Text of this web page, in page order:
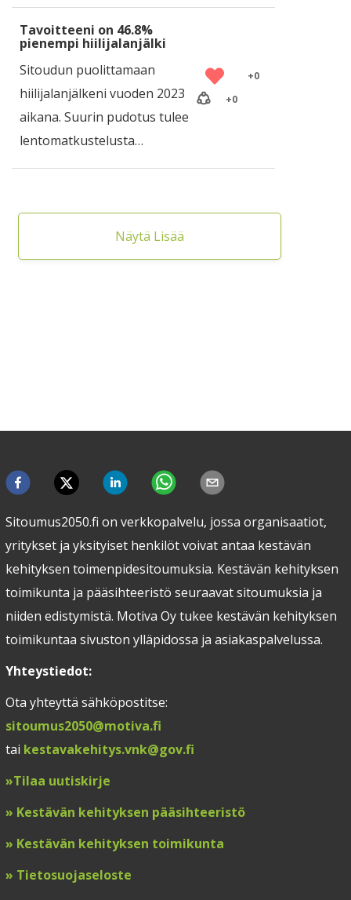
Tavoitteeni on 46.8%
pienempi hiilijalanjälki
Sitoudun puolittamaan
hiilijalanjälkeni vuoden 2023
aikana. Suurin pudotus tulee
lentomatkustelusta…
+0
+0
Näytä Lisää
Sitoumus2050.fi on verkkopalvelu, jossa organisaatiot,
yritykset ja yksityiset henkilöt voivat antaa kestävän
kehityksen toimenpidesitoumuksia. Kestävän kehityksen
toimikunta ja pääsihteeristö seuraavat sitoumuksia ja
niiden edistymistä. Motiva Oy tukee kestävän kehityksen
toimikuntaa sivuston ylläpidossa ja asiakaspalvelussa.
Yhteystiedot:
Ota yhteyttä sähköpostitse:
sitoumus2050@motiva.fi
tai kestavakehitys.vnk@gov.fi
»Tilaa uutiskirje
» Kestävän kehityksen pääsihteeristö
» Kestävän kehityksen toimikunta
» Tietosuojaseloste